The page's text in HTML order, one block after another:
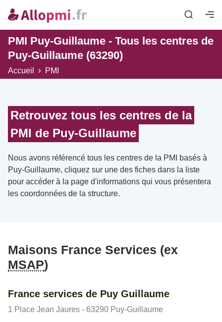
PMI Puy-Guillaume - Tous les centres de
Puy-Guillaume (63290)
Accueil PMI
Retrouvez tous les centres de la
PMI de Puy-Guillaume
Nous avons référencé tous les centres de la PMI basés à
Puy-Guillaume, cliquez sur une des fiches dans la liste
pour accéder à la page d'informations qui vous présentera
les coordonnées de la structure.
Maisons France Services (ex
MSAP)
France services de Puy Guillaume
1 Place Jean Jaures - 63290 Puy-Guillaume